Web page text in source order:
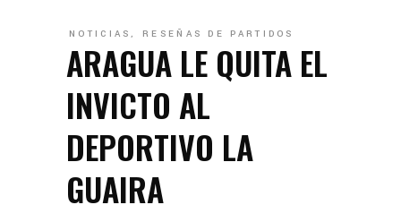
NOTICIAS , RESEÑAS DE PARTIDOS
ARAGUA LE QUITA EL
INVICTO AL
DEPORTIVO LA
GUAIRA